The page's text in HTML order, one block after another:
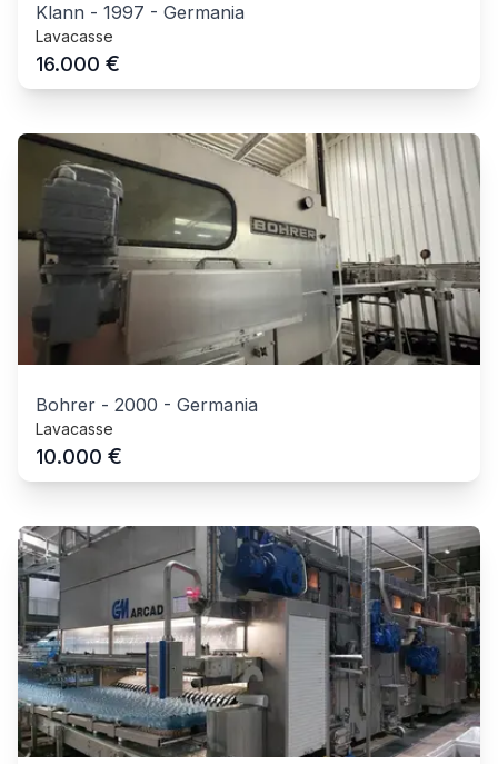
Klann - 1997 - Germania
Lavacasse
16.000 €
Bohrer - 2000 - Germania
Lavacasse
10.000 €